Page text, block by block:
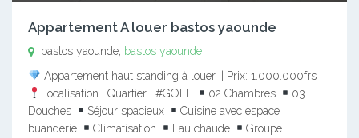
Appartement A louer bastos yaounde
bastos yaounde, bastos yaounde
Appartement haut standing à louer || Prix: 1.000.000frs
Localisation | Quartier : #GOLF
02 Chambres
03
Douches
Séjour spacieux
Cuisine avec espace
buanderie
Climatisation Eau chaude
Groupe